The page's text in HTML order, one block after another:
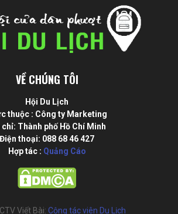
VỀ CHÚNG TÔI
Hội Du Lịch
thuộc : Công ty Marketing
Thành phố Hồ Chí Minh
Điện thoại: 088 68 46 427
Hợp tác : Quảng Cáo
Viết Bài: Cộng tác viên Du Lịch